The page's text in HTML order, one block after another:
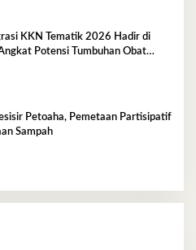
KKN Tematik 2026 Hadir di
Potensi Tumbuhan Obat
Petoaha, Pemetaan Partisipatif
Sampah